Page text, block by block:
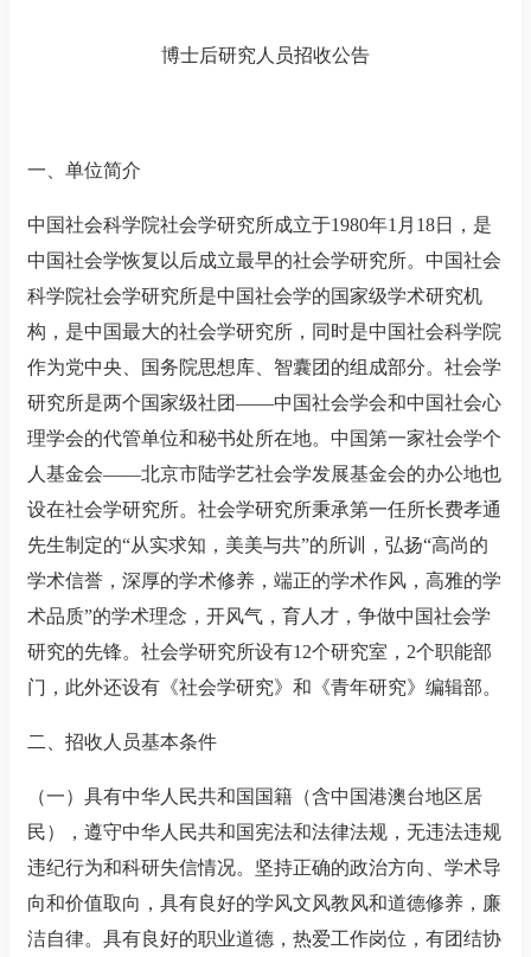
博士后研究人员招收公告
一、单位简介
中国社会科学院社会学研究所成立于1980年1 月 18日，是
中国社会学恢复以后成立最早的社会学研究所。中国社会
科学院社会学研究所是中国社会学的国家级学术研究机
构，是中国最大的社会学研究所，同时是中国社会科学院
作为党中央、国务院思想库、智囊团的组成部分。社会学
研究所是两个国家级社团——中国社会学会和中国社会心
理学会的代管单位和秘书处所在地。中国第一家社会学个
人基金会——北京市陆学艺社会学发展基金会的办公地也
设在社会学研究所。社会学研究所秉承第一任所长费孝通
先生制定的“从实求知，美美与共”的所训，弘扬“高尚的
学术信誉，深厚的学术修养，端正的学术作风，高雅的学
术品质”的学术理念，开风气，育人才，争做中国社会学
研究的先锋。社会学研究所设有12个研究室， 2个职能部
门，此外还设有《社会学研究》和《青年研究》编辑部。
二、招收人员基本条件
（一）具有中华人民共和国国籍（含中国港澳台地区居
民），遵守中华人民共和国宪法和法律法规，无违法违规
违纪行为和科研失信情况。坚持正确的政治方向、学术导
向和价值取向，具有良好的学风文风教风和道德修养，廉
洁自律。具有良好的职业道德，热爱工作岗位，有团结协